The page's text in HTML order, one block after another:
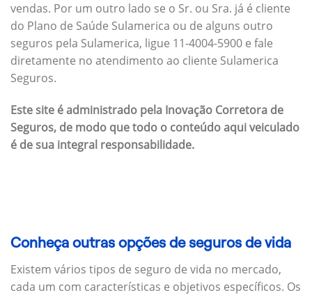
vendas. Por um outro lado se o Sr. ou Sra. já é cliente
do Plano de Saúde Sulamerica ou de alguns outro
seguros pela Sulamerica, ligue 11-4004-5900 e fale
diretamente no atendimento ao cliente Sulamerica
Seguros.
Este site é administrado pela Inovação Corretora de
Seguros, de modo que todo o conteúdo aqui veiculado
é de sua integral responsabilidade.
Conheça outras opções de seguros de vida
Existem vários tipos de seguro de vida no mercado,
cada um com características e objetivos específicos. Os